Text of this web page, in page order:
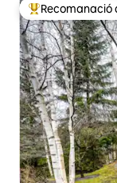
Principals
Recomanació